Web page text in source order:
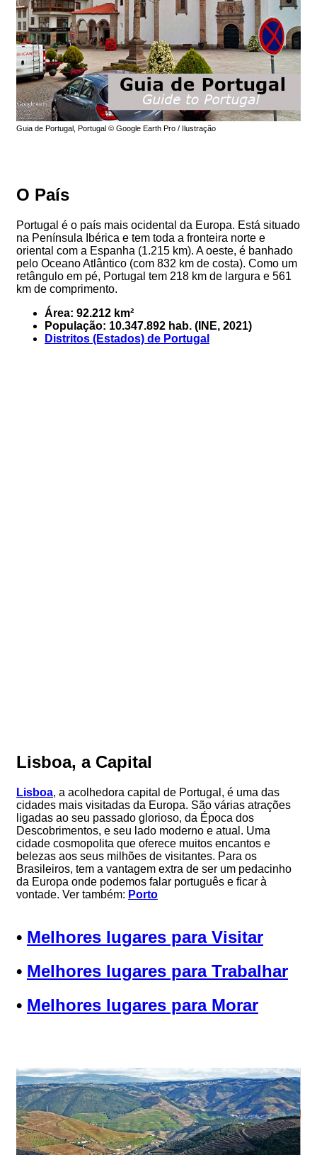
Guia de Portugal, Portugal © Google Earth Pro / Ilustração
O País
Portugal é o país mais ocidental da Europa. Está situado
na Península Ibérica e tem toda a fronteira norte e
oriental com a Espanha (1.215 km). A oeste, é banhado
pelo Oceano Atlântico (com 832 km de costa). Como um
retângulo em pé, Portugal tem 218 km de largura e 561
km de comprimento.
Área: 92.212 km²
População: 10.347.892 hab. (INE, 2021)
Distritos (Estados) de Portugal
Lisboa, a Capital
Lisboa, a acolhedora capital de Portugal, é uma das
cidades mais visitadas da Europa. São várias atrações
ligadas ao seu passado glorioso, da Época dos
Descobrimentos, e seu lado moderno e atual. Uma
cidade cosmopolita que oferece muitos encantos e
belezas aos seus milhões de visitantes. Para os
Brasileiros, tem a vantagem extra de ser um pedacinho
da Europa onde podemos falar português e ficar à
vontade. Ver também: Porto
• Melhores lugares para Visitar
• Melhores lugares para Trabalhar
• Melhores lugares para Morar